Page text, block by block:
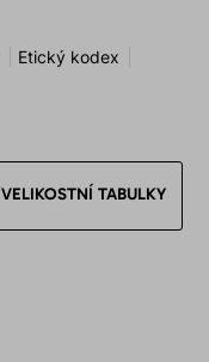
Etický kodex
VELIKOSTNÍ TABULKY